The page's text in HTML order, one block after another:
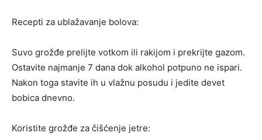
Recepti za ublažavanje bolova:
Suvo grožđe prelijte votkom ili rakijom i prekrijte gazom.
Ostavite najmanje 7 dana dok alkohol potpuno ne ispari.
Nakon toga stavite ih u vlažnu posudu i jedite devet
bobica dnevno.
Koristite grožđe za čišćenje jetre: